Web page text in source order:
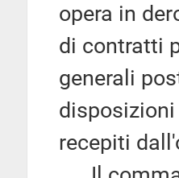
opera in
di contratti
generali
recepiti